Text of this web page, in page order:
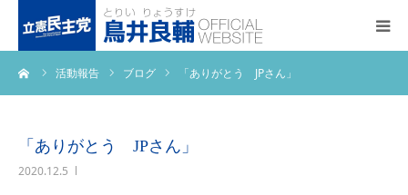
活動報告 ブログ 「ありがとう JPさん」
「ありがとう JPさん」
2020.12.5
トップページ
プロフィール